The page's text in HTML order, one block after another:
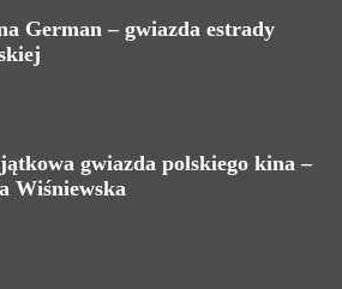
German – gwiazda estrady
gwiazda polskiego kina –
Wiśniewska